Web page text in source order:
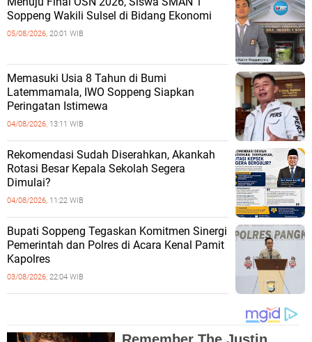
Soppeng Wakili Sulsel di Bidang Ekonomi
05/08/2026, 20:01 WIB
Memasuki Usia 8 Tahun di Bumi
Latemmamala, IWO Soppeng Siapkan
Peringatan Istimewa
04/08/2026, 13:11 WIB
Rekomendasi Sudah Diserahkan, Akankah
Rotasi Besar Kepala Sekolah Segera
Dimulai?
04/08/2026, 11:22 WIB
Bupati Soppeng Tegaskan Komitmen Sinergi
Pemerintah dan Polres di Acara Kenal Pamit
Kapolres
03/08/2026, 22:04 WIB